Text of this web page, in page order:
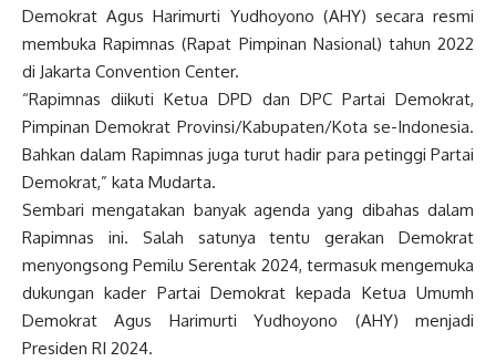
Demokrat Agus Harimurti Yudhoyono (AHY) secara resmi
membuka Rapimnas (Rapat Pimpinan Nasional) tahun 2022
di Jakarta Convention Center.
“Rapimnas diikuti Ketua DPD dan DPC Partai Demokrat,
Pimpinan Demokrat Provinsi/Kabupaten/Kota se-Indonesia.
Bahkan dalam Rapimnas juga turut hadir para petinggi Partai
Demokrat,” kata Mudarta.
Sembari mengatakan banyak agenda yang dibahas dalam
Rapimnas ini. Salah satunya tentu gerakan Demokrat
menyongsong Pemilu Serentak 2024, termasuk mengemuka
dukungan kader Partai Demokrat kepada Ketua Umumh
Demokrat Agus Harimurti Yudhoyono (AHY) menjadi
Presiden RI 2024.